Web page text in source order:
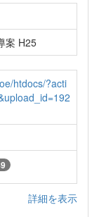
案 H25
htdocs/?acti
詳細を表示